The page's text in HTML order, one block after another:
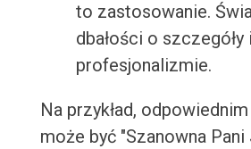
to zastosowanie.
dbałości o szczegóły i
profesjonalizmie.
Na przykład,
może być "Szanowna Pani